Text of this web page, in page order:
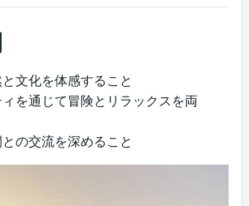
文化を体感すること
を通じて冒険とリラックスを両
の交流を深めること